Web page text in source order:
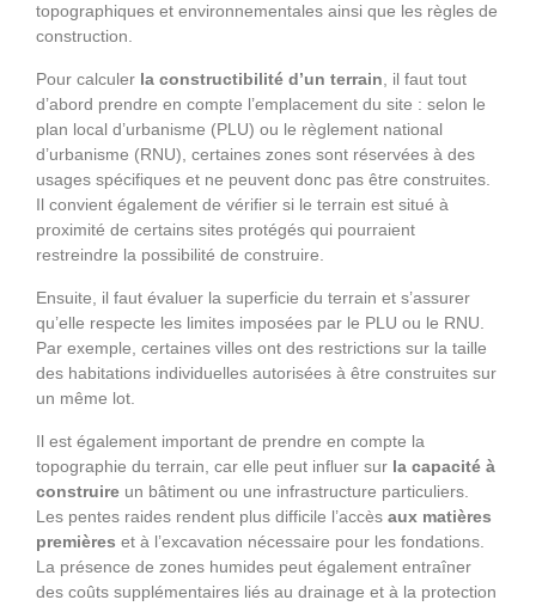
topographiques et environnementales ainsi que les règles de
construction.
Pour calculer la constructibilité d’un terrain , il faut tout
d’abord prendre en compte l’emplacement du site : selon le
plan local d’urbanisme (PLU) ou le règlement national
d’urbanisme (RNU), certaines zones sont réservées à des
usages spécifiques et ne peuvent donc pas être construites.
Il convient également de vérifier si le terrain est situé à
proximité de certains sites protégés qui pourraient
restreindre la possibilité de construire.
Ensuite, il faut évaluer la superficie du terrain et s’assurer
qu’elle respecte les limites imposées par le PLU ou le RNU.
Par exemple, certaines villes ont des restrictions sur la taille
des habitations individuelles autorisées à être construites sur
un même lot.
Il est également important de prendre en compte la
topographie du terrain, car elle peut influer sur la capacité à
construire un bâtiment ou une infrastructure particuliers.
Les pentes raides rendent plus difficile l’accès aux matières
premières et à l’excavation nécessaire pour les fondations.
La présence de zones humides peut également entraîner
des coûts supplémentaires liés au drainage et à la protection